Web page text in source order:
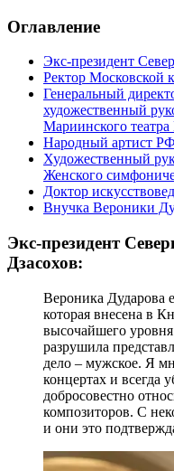
Оглавление
Экс-президент
Ректор Московской
Генеральный
художественный
Мариинского
Народный артист
Художественный
Женского
Доктор
Внучка Вероники
Экс-президент
Дзасохов:
Вероника Дударова
которая внесена в
высочайшего
разрушила
дело – мужское. Я
концертах и всегда
добросовестно
композиторов. С
и они это